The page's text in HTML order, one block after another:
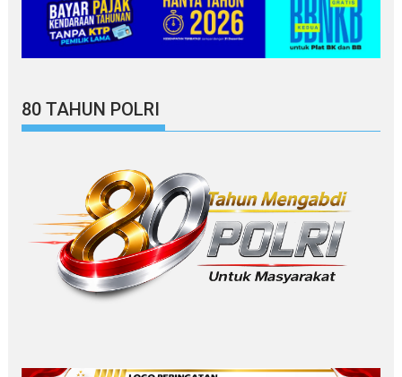
80 TAHUN POLRI